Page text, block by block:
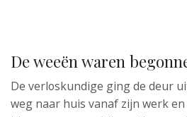
De weeën waren
De verloskundige ging de deur
weg naar huis vanaf zijn werk